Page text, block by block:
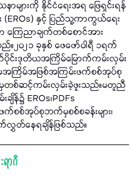
များကို နိုင်ငံရေးအရ ဖြေရှင်းရန်
(EROs) နှင့် ပြည်သူ့ကာကွယ်ရေး
ကြေညာချက်တစ်စောင်အား
၀၂၁ ခုနှစ် ဖေဖော်ဝါရီ ၁ရက်
ပိုင်းဒုတိယအကြိမ်မြောက်ကမ်းလှမ်း
အကြိမ်အဖြစ်အကြမ်းဖက်စစ်အုပ်စု
မှတစ်ဆင့်ကမ်းလှမ်းခဲ့ဖူးသည်။မတူညီ
၌ EROs၊PDFs
ဖက်စစ်အုပ်စုဘက်မှစစ်စခန်းများ၊
က်လွှတ်နေရချိန်ဖြစ်သည်။
ာဂီ